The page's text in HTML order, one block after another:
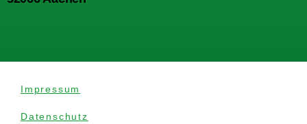
Impressum
Datenschutz